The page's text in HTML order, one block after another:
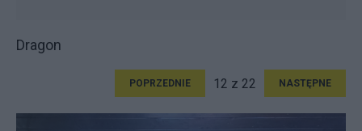
Dragon
POPRZEDNIE 12 z 22 NASTĘPNE